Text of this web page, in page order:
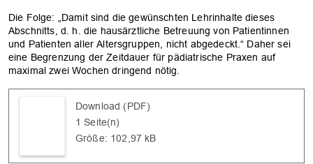
Die Folge: „Damit sind die gewünschten Lehrinhalte dieses
Abschnitts, d. h. die hausärztliche Betreuung von Patientinnen
und Patienten aller Altersgruppen, nicht abgedeckt.“ Daher sei
eine Begrenzung der Zeitdauer für pädiatrische Praxen auf
maximal zwei Wochen dringend nötig.
Download (PDF)
1 Seite(n)
Größe: 102,97 kB